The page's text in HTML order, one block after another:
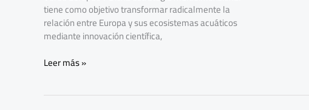
tiene como objetivo transformar radicalmente la
relación entre Europa y sus ecosistemas acuáticos
mediante innovación científica,
Leer más »